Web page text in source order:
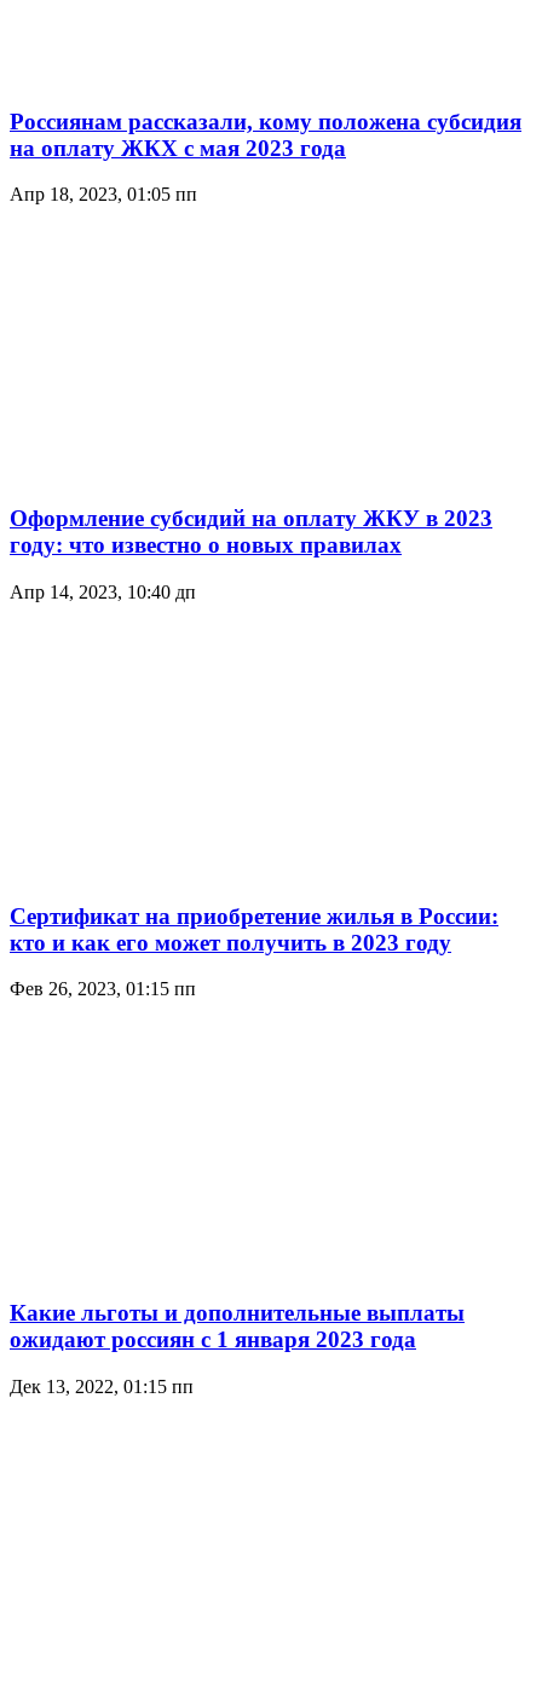
Россиянам рассказали, кому положена субсидия
на оплату ЖКХ с мая 2023 года
Апр 18, 2023, 01:05 пп
Оформление субсидий на оплату ЖКУ в 2023
году: что известно о новых правилах
Апр 14, 2023, 10:40 дп
Сертификат на приобретение жилья в России:
кто и как его может получить в 2023 году
Фев 26, 2023, 01:15 пп
Какие льготы и дополнительные выплаты
ожидают россиян с 1 января 2023 года
Дек 13, 2022, 01:15 пп